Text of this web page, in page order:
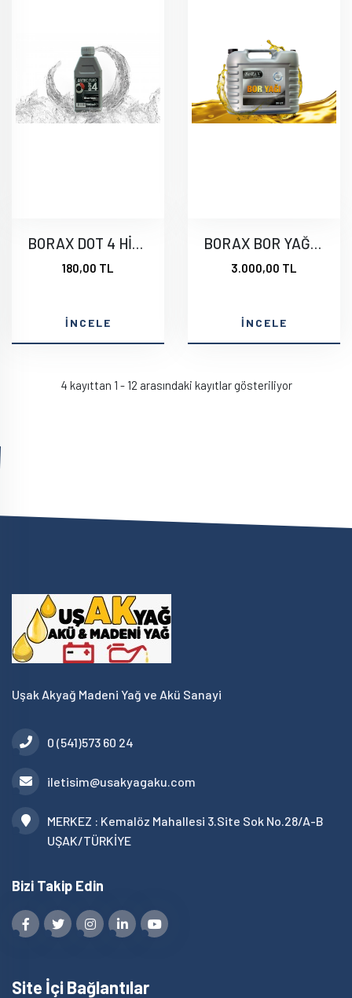
BORAX DOT 4 HİDROLİK
180,00 TL
İNCELE
BORAX BOR YAĞI 20 LT
3.000,00 TL
İNCELE
4 kayıttan 1 - 12 arasındaki kayıtlar gösteriliyor
Uşak Akyağ Madeni Yağ ve Akü Sanayi
0 (541)573 60 24
iletisim@usakyagaku.com
MERKEZ : Kemalöz Mahallesi 3.Site Sok No.28/A-B
UŞAK/TÜRKİYE
Bizi Takip Edin
Site İçi Bağlantılar